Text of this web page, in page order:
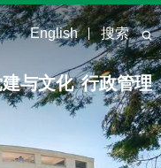
English 搜索
与文化 行政管理